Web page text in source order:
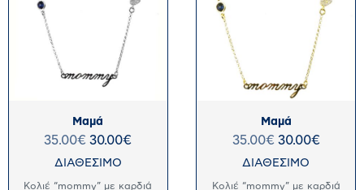
Μαμά
35.00€ 30.00€
ΔΙΑΘΕΣΙΜΟ
Κολιέ “mommy” με καρδιά
Μαμά
35.00€ 30.00€
ΔΙΑΘΕΣΙΜΟ
Κολιέ “mommy” με καρδιά